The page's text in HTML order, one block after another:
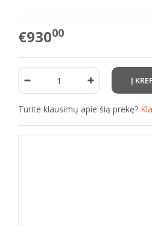
€93000
Turite klausimų apie šią prekę?